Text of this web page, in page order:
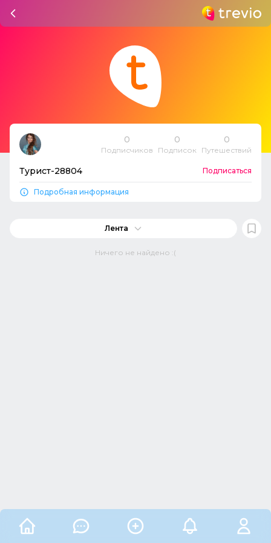
0
Подписчиков
0
Подписок
0
Путешествий
Турист-28804 Подписаться
Подробная информация
Лента
Ничего не найдено :(